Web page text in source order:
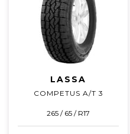
LASSA
COMPETUS A/T 3
265 / 65 / R17